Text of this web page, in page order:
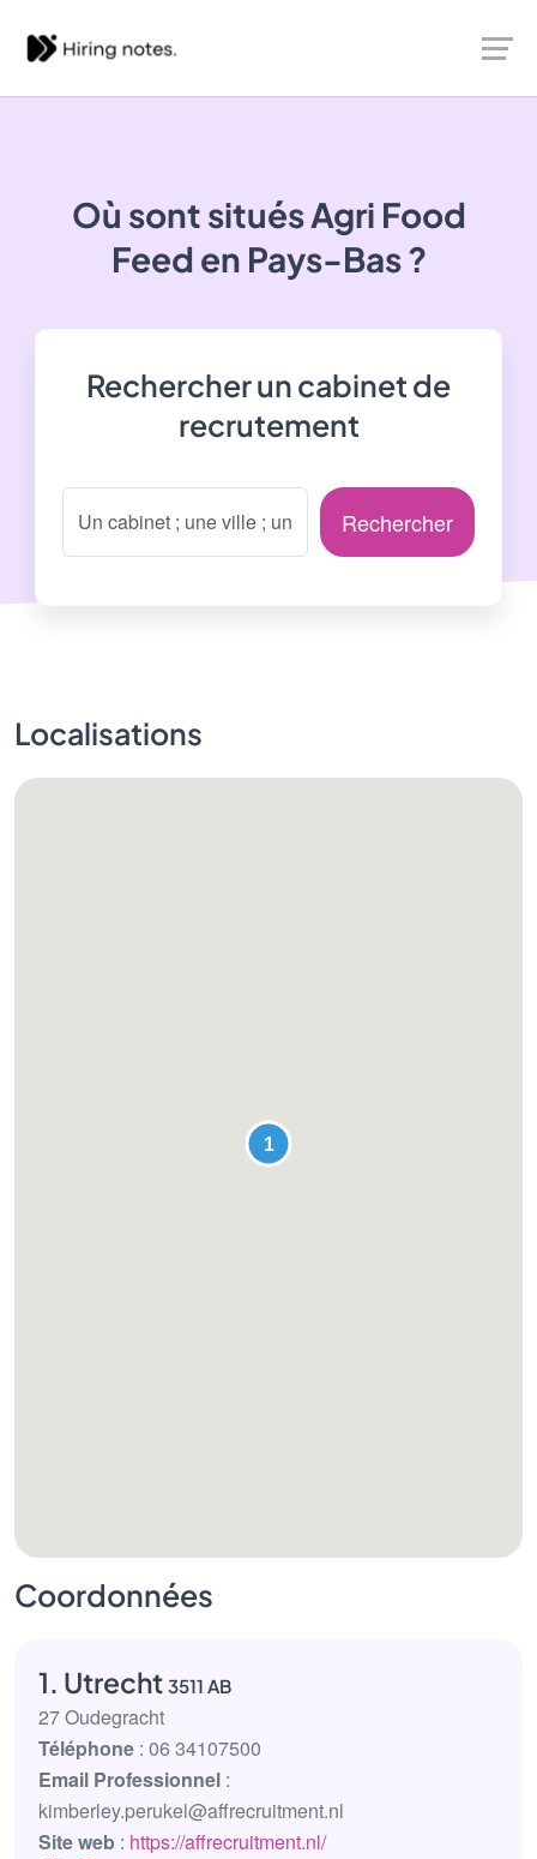
Où sont situésAgri Food
Feed en Pays-Bas ?
Rechercher un cabinet de
recrutement
Rechercher
Localisations
Coordonnées
1. Utrecht 3511 AB
27 Oudegracht
Téléphone : 06 34107500
Email Professionnel :
kimberley.perukel@affrecruitment.nl
Site web : https://affrecruitment.nl/